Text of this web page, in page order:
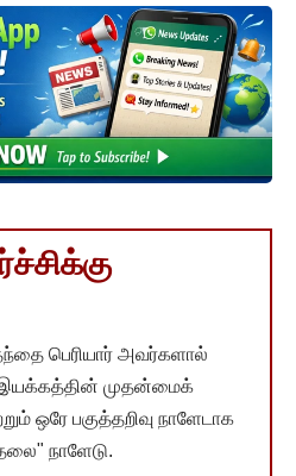
பெரியார் அவர்களால்
இயக்கத்தின் முதன்மைக்
ஒரே பகுத்தறிவு நாளேடாக
நாளேடு.